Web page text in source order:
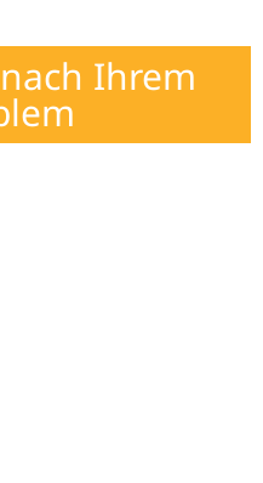
Ihrem